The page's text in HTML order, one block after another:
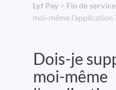
Lyf Pay ​ > ​ ​Fin de service
moi-même l’application
Dois-je
moi-même